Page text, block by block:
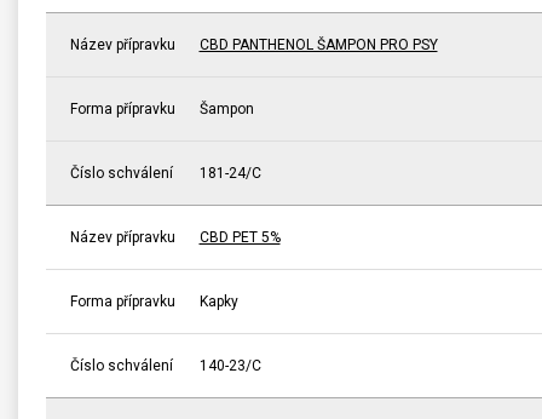
Název přípravku CBD PANTHENOL ŠAMPON PRO PSY
Forma přípravku Šampon
Číslo schválení 181-24/C
Název přípravku CBD PET 5%
Forma přípravku Kapky
Číslo schválení 140-23/C